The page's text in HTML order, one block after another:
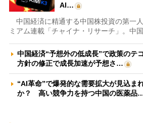
AI…
中国経済に精通する中国株投資の第一
ミアム連載「チャイナ・リサーチ」。中
中国経済“予想外の低成長”で政策の
方針の修正で成長加速が予想さ…
“AI革命”で爆発的な需要拡大が見込ま
か？ 高い競争力を持つ中国の医薬品